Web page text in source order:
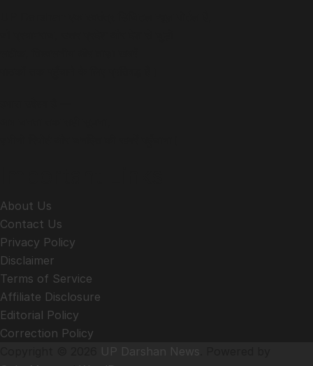
About Us
Contact Us
Privacy Policy
Disclaimer
Terms of Service
Affiliate Disclosure
Editorial Policy
Correction Policy
UP Darshan News